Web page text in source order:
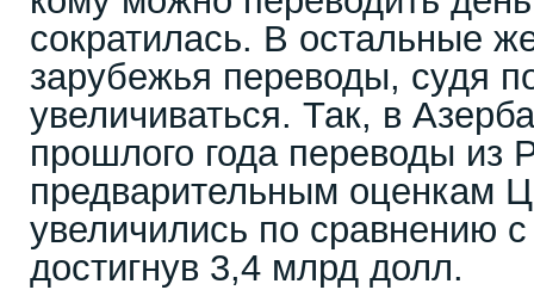
сократилась. В остальные
зарубежья переводы, судя
увеличиваться. Так, в
прошлого года переводы из
предварительным оценкам
увеличились по сравнению
достигнув 3,4 млрд долл.